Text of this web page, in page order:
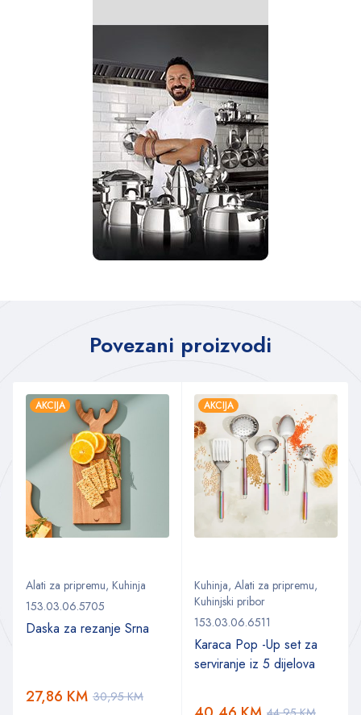
Povezani proizvodi
AKCIJA
Alati za pripremu, Kuhinja
153.03.06.5705
Daska za rezanje Srna
30,95KM
27,86 KM
AKCIJA
Kuhinja, Alati za pripremu,
Kuhinjski pribor
153.03.06.6511
Karaca Pop -Up set za
serviranje iz 5 dijelova